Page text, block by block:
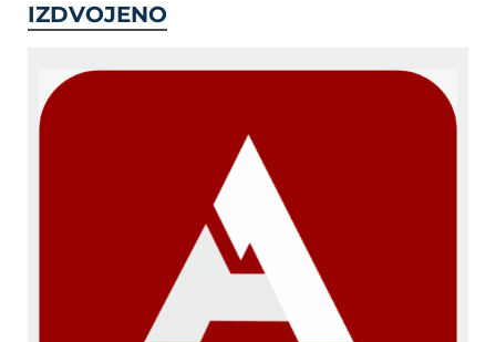
IZDVOJENO